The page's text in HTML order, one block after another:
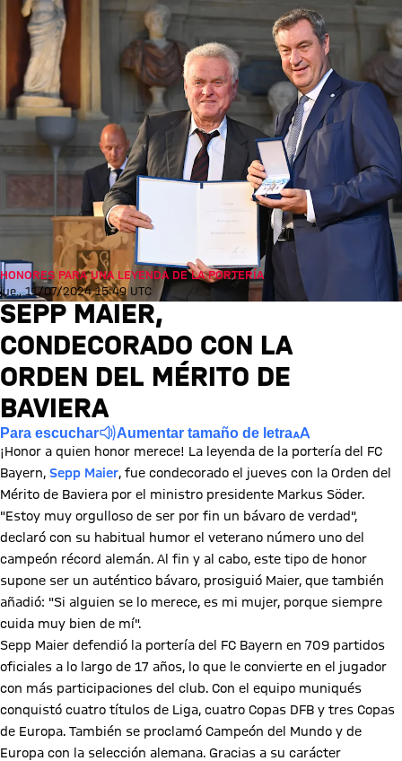
HONORES PARA UNA LEYENDA DE LA PORTERÍA
jue., 11/07/2024 15:49 UTC
SEPP MAIER,
CONDECORADO CON LA
ORDEN DEL MÉRITO DE
BAVIERA
Para escuchar Aumentar tamaño de letra
¡Honor a quien honor merece! La leyenda de la portería del FC
Bayern, Sepp Maier, fue condecorado el jueves con la Orden del
Mérito de Baviera por el ministro presidente Markus Söder.
"Estoy muy orgulloso de ser por fin un bávaro de verdad",
declaró con su habitual humor el veterano número uno del
campeón récord alemán. Al fin y al cabo, este tipo de honor
supone ser un auténtico bávaro, prosiguió Maier, que también
añadió: "Si alguien se lo merece, es mi mujer, porque siempre
cuida muy bien de mí".
Sepp Maier defendió la portería del FC Bayern en 709 partidos
oficiales a lo largo de 17 años, lo que le convierte en el jugador
con más participaciones del club. Con el equipo muniqués
conquistó cuatro títulos de Liga, cuatro Copas DFB y tres Copas
de Europa. También se proclamó Campeón del Mundo y de
Europa con la selección alemana. Gracias a su carácter